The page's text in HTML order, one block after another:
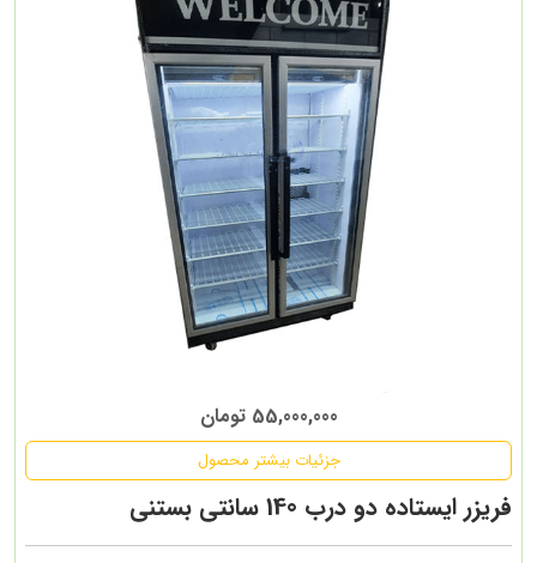
55,000,000 تومان
جزئیات بیشتر محصول
فریزر ایستاده دو درب 140 سانتی بستنی